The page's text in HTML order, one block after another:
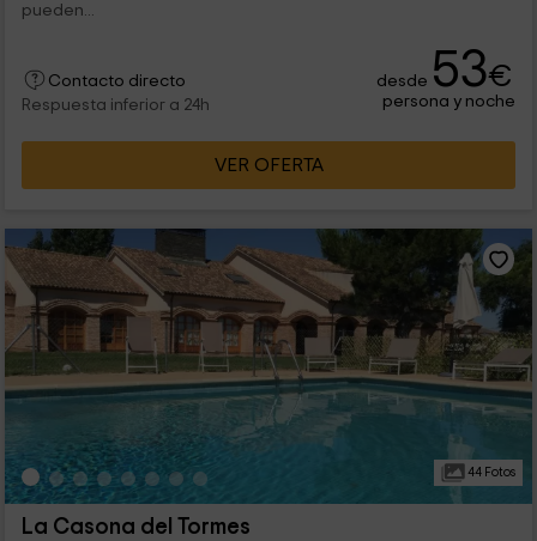
pueden...
Contacto directo
Respuesta inferior a 24h
desde 53€
persona y noche
VER OFERTA
44 Fotos
La Casona del Tormes